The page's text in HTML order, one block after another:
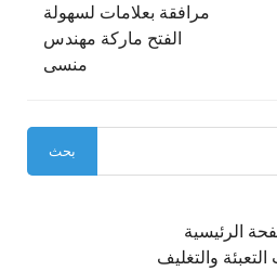
مرافقة بعلامات لسهولة
الفتح ماركة مهندس
منسى
الرئيسية
والتغليف